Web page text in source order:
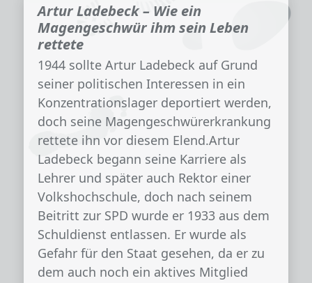
Artur Ladebeck – Wie ein
Magengeschwür ihm sein Leben
rettete
1944 sollte Artur Ladebeck auf Grund
seiner politischen Interessen in ein
Konzentrationslager deportiert werden,
doch seine Magengeschwürerkrankung
rettete ihn vor diesem Elend.Artur
Ladebeck begann seine Karriere als
Lehrer und später auch Rektor einer
Volkshochschule, doch nach seinem
Beitritt zur SPD wurde er 1933 aus dem
Schuldienst entlassen. Er wurde als
Gefahr für den Staat gesehen, da er zu
dem auch noch ein aktives Mitglied